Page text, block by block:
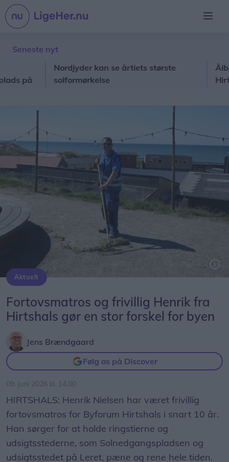
Seneste nyt
Nordjyder kan se årtiets største
solformørkelse
Ålbæk-
Hirtshals
Aktuelt
Fortovsmatros og frivillig Henrik fra
Hirtshals gør en stor forskel for byen
Jens Brændgaard
Følg os på Discover
09. juni 2026 kl. 14.00
HIRTSHALS: Henrik Nielsen har været frivillig
fortovsmatros for Byforum Hirtshals i snart 10 år.
Han sørger for at holde ringstierne og
udsigtsstederne, som Solnedgangspladsen og
udsigtsstedet på Leret, pæne og rene hele tiden.